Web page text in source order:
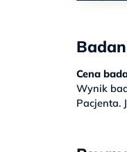
Cena
Wynik
Pacjenta.